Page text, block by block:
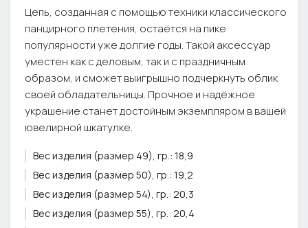
Цепь, созданная с помощью техники классического
панцирного плетения, остаётся на пике
популярности уже долгие годы. Такой аксессуар
уместен как с деловым, так и с праздничным
образом, и сможет выигрышно подчеркнуть облик
своей обладательницы. Прочное и надёжное
украшение станет достойным экземпляром в вашей
ювелирной шкатулке.
Вес изделия (размер 49), гр.: 18,9
Вес изделия (размер 50), гр.: 19,2
Вес изделия (размер 54), гр.: 20,3
Вес изделия (размер 55), гр.: 20,4